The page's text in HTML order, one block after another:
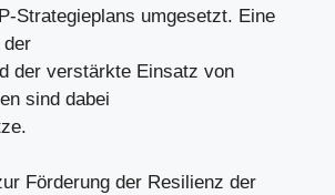
Strategieplans umgesetzt. Eine
der
der verstärkte Einsatz von
sind dabei
Förderung der Resilienz der